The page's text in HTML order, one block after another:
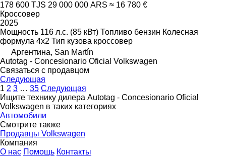
178 600 TJS 29 000 000 ARS ≈ 16 780 €
Кроссовер
2025
Мощность 116 л.с. (85 кВт) Топливо бензин Колесная
формула 4x2 Тип кузова кроссовер
Аргентина, San Martín
Autotag - Concesionario Oficial Volkswagen
Связаться с продавцом
Следующая
1 2 3 … 35 Следующая
Ищите технику дилера Autotag - Concesionario Oficial
Volkswagen в таких категориях
Автомобили
Смотрите также
Продавцы Volkswagen
Компания
О нас Помощь Контакты